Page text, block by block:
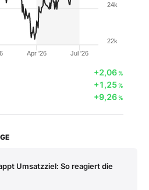
Apr '26 Jul '26
22k
24k
+2,06%
+1,25%
+9,26%
Umsatzziel: So reagiert die